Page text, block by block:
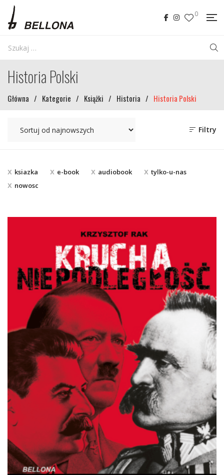
0
Historia Polski
Główna / Kategorie / Książki / Historia / Historia Polski
Filtry
ksiazka e-book audiobook
tylko-u-nas
nowosc